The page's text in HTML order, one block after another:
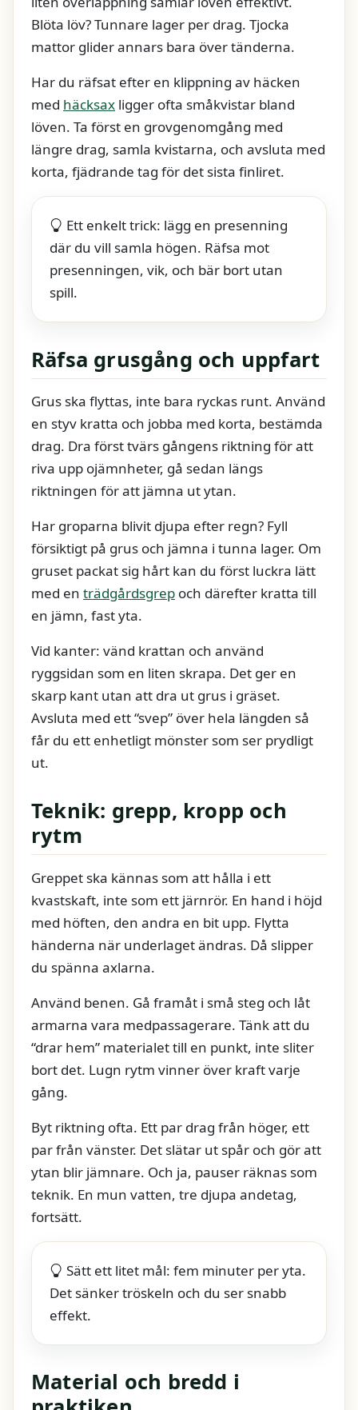
Blöta löv? Tunnare lager per drag. Tjocka
mattor glider annars bara över tänderna.
Har du räfsat efter en klippning av häcken
med häcksax ligger ofta småkvistar bland
löven. Ta först en grovgenomgång med
längre drag, samla kvistarna, och avsluta med
korta, fjädrande tag för det sista finliret.
Ett enkelt trick: lägg en presenning
där du vill samla högen. Räfsa mot
presenningen, vik, och bär bort utan
spill.
Räfsa grusgång och uppfart
Grus ska flyttas, inte bara ryckas runt. Använd
en styv kratta och jobba med korta, bestämda
drag. Dra först tvärs gångens riktning för att
riva upp ojämnheter, gå sedan längs
riktningen för att jämna ut ytan.
Har groparna blivit djupa efter regn? Fyll
försiktigt på grus och jämna i tunna lager. Om
gruset packat sig hårt kan du först luckra lätt
med en trädgårdsgrep och därefter kratta till
en jämn, fast yta.
Vid kanter: vänd krattan och använd
ryggsidan som en liten skrapa. Det ger en
skarp kant utan att dra ut grus i gräset.
Avsluta med ett “svep” över hela längden så
får du ett enhetligt mönster som ser prydligt
ut.
Teknik: grepp, kropp och
rytm
Greppet ska kännas som att hålla i ett
kvastskaft, inte som ett järnrör. En hand i höjd
med höften, den andra en bit upp. Flytta
händerna när underlaget ändras. Då slipper
du spänna axlarna.
Använd benen. Gå framåt i små steg och låt
armarna vara medpassagerare. Tänk att du
“drar hem” materialet till en punkt, inte sliter
bort det. Lugn rytm vinner över kraft varje
gång.
Byt riktning ofta. Ett par drag från höger, ett
par från vänster. Det slätar ut spår och gör att
ytan blir jämnare. Och ja, pauser räknas som
teknik. En mun vatten, tre djupa andetag,
fortsätt.
Sätt ett litet mål: fem minuter per yta.
Det sänker tröskeln och du ser snabb
effekt.
Material och bredd i